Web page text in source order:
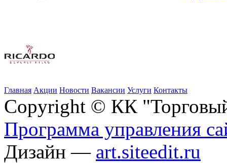
Главная Акции Новости Вакансии Услуги Контакты
Copyright © КК
Программа управления
Дизайн — art.siteedit.ru